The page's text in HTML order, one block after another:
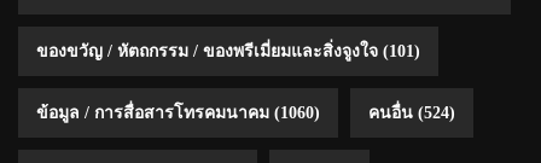
ของขวัญ / หัตถกรรม / ของพรีเมี่ยมและสิ่งจูงใจ (101)
ข้อมูล / การสื่อสารโทรคมนาคม (1060) คนอื่น (524)